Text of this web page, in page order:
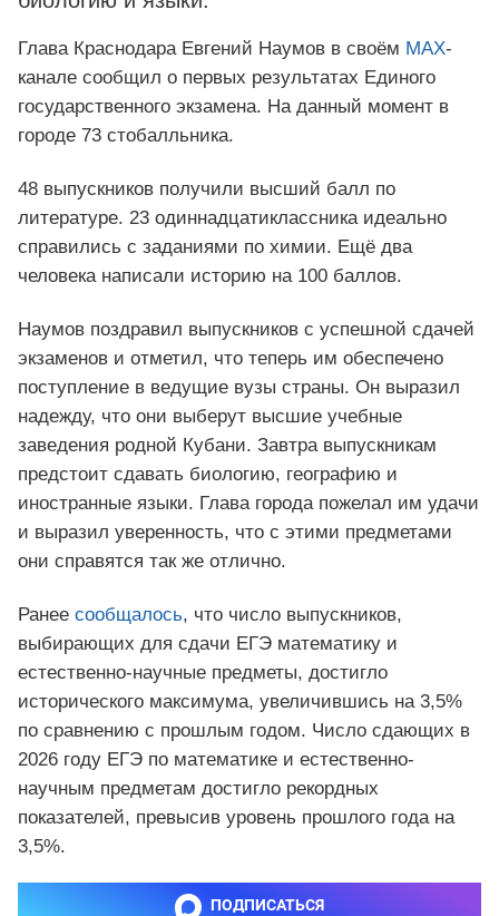
Глава Краснодара Евгений Наумов в своём МАХ-
канале сообщил о первых результатах Единого
государственного экзамена. На данный момент в
городе 73 стобалльника.
48 выпускников получили высший балл по
литературе. 23 одиннадцатиклассника идеально
справились с заданиями по химии. Ещё два
человека написали историю на 100 баллов.
Наумов поздравил выпускников с успешной сдачей
экзаменов и отметил, что теперь им обеспечено
поступление в ведущие вузы страны. Он выразил
надежду, что они выберут высшие учебные
заведения родной Кубани. Завтра выпускникам
предстоит сдавать биологию, географию и
иностранные языки. Глава города пожелал им удачи
и выразил уверенность, что с этими предметами
они справятся так же отлично.
Ранее сообщалось, что число выпускников,
выбирающих для сдачи ЕГЭ математику и
естественно-научные предметы, достигло
исторического максимума, увеличившись на 3,5%
по сравнению с прошлым годом. Число сдающих в
2026 году ЕГЭ по математике и естественно-
научным предметам достигло рекордных
показателей, превысив уровень прошлого года на
3,5%.
ПОДПИСАТЬСЯ